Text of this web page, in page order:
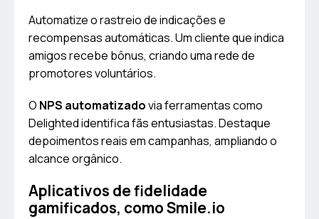
Automatize o rastreio de indicações e
recompensas automáticas. Um cliente que indica
amigos recebe bônus, criando uma rede de
promotores voluntários.
O NPS automatizadovia ferramentas como
Delighted identifica fãs entusiastas. Destaque
depoimentos reais em campanhas, ampliando o
alcance orgânico.
Aplicativos de fidelidade
gamificados, como Smile.io